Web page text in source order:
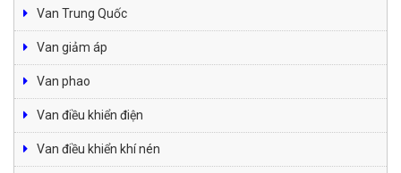
Van Trung Quốc
Van giảm áp
Van phao
Van điều khiển điện
Van điều khiển khí nén